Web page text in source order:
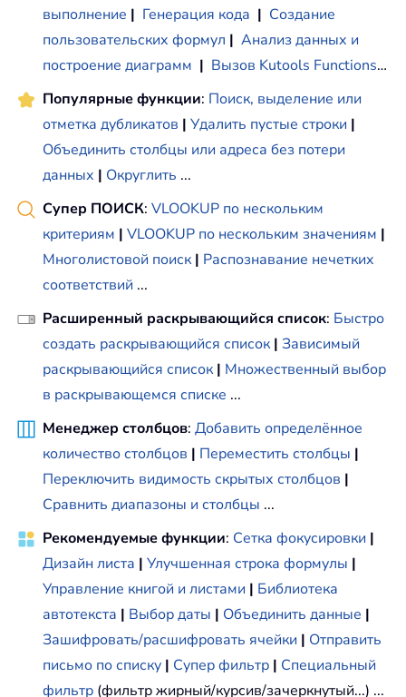
выполнение | Генерация кода | Создание
пользовательских формул | Анализ данных и
построение диаграмм | Вызов Kutools Functions…
Популярные функции: Поиск, выделение или
отметка дубликатов | Удалить пустые строки |
Объединить столбцы или адреса без потери
данных | Округлить ...
Супер ПОИСК: VLOOKUP по нескольким
критериям | VLOOKUP по нескольким значениям |
Многолистовой поиск | Распознавание нечетких
соответствий ...
Расширенный раскрывающийся список: Быстро
создать раскрывающийся список | Зависимый
раскрывающийся список | Множественный выбор
в раскрывающемся списке ...
Менеджер столбцов: Добавить определённое
количество столбцов | Переместить столбцы |
Переключить видимость скрытых столбцов |
Сравнить диапазоны и столбцы ...
Рекомендуемые функции: Сетка фокусировки |
Дизайн листа | Улучшенная строка формулы |
Управление книгой и листами | Библиотека
автотекста | Выбор даты | Объединить данные |
Зашифровать/расшифровать ячейки | Отправить
письмо по списку | Супер фильтр | Специальный
фильтр (фильтр жирный/курсив/зачеркнутый...) ...